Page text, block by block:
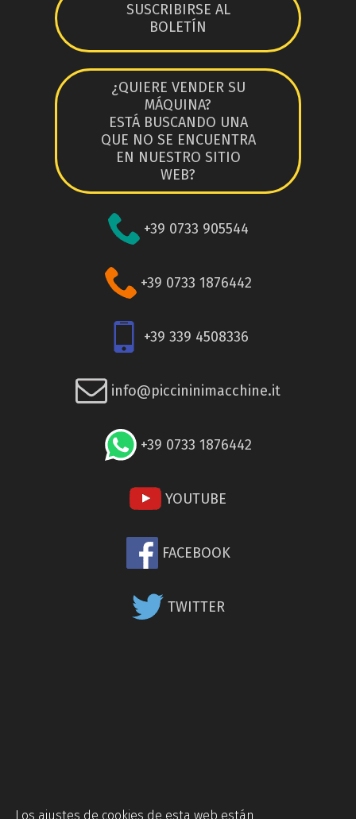
Los ajustes de cookies de esta web están
SUSCRIBIRSE AL
BOLETÍN
¿QUIERE VENDER SU
MÁQUINA?
ESTÁ BUSCANDO UNA
QUE NO SE ENCUENTRA
EN NUESTRO SITIO
WEB?
+39 0733 905544
+39 0733 1876442
+39 339 4508336
info@piccininimacchine.it
+39 0733 1876442
YOUTUBE
FACEBOOK
TWITTER